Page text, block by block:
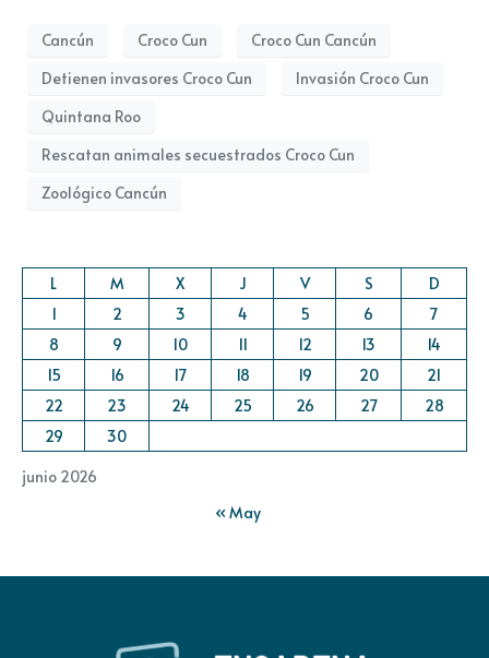
Cancún Croco Cun
Croco Cun Cancún
Detienen invasores Croco Cun
Invasión Croco Cun
Quintana Roo
Rescatan animales secuestrados Croco Cun
Zoológico Cancún
junio 2026
L M X J V S
D
1
2 3 4 5 6
7
8
9 10 11 12 13
14
15
16 17 18 19 20
21
22
23 24 25 26 27
28
29
30
« May